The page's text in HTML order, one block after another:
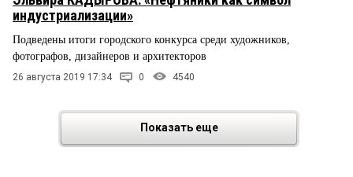
индустриализации»
Подведены итоги городского конкурса среди художников,
фотографов, дизайнеров и архитекторов
26 августа 2019 17:34 0 4540
Показать еще